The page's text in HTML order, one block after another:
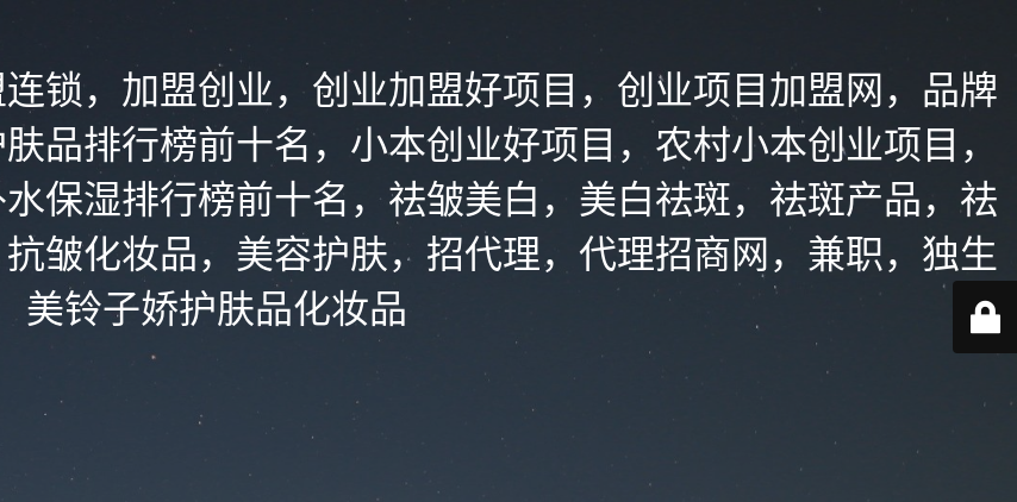
锁，加盟创业，创业加盟好项目，创业项目加盟网，品牌
品排行榜前十名，小本创业好项目，农村小本创业项目，
保湿排行榜前十名，祛皱美白，美白祛斑，祛斑产品，祛
皱化妆品，美容护肤，招代理，代理招商网，兼职，独生
美铃子娇护肤品化妆品